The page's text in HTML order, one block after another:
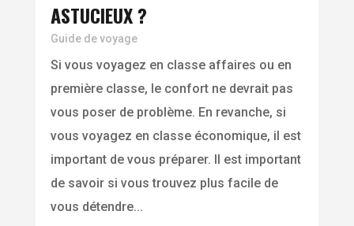
ASTUCIEUX ?
Guide de voyage
Si vous voyagez en classe affaires ou en
première classe, le confort ne devrait pas
vous poser de problème. En revanche, si
vous voyagez en classe économique, il est
important de vous préparer. Il est important
de savoir si vous trouvez plus facile de
vous détendre...